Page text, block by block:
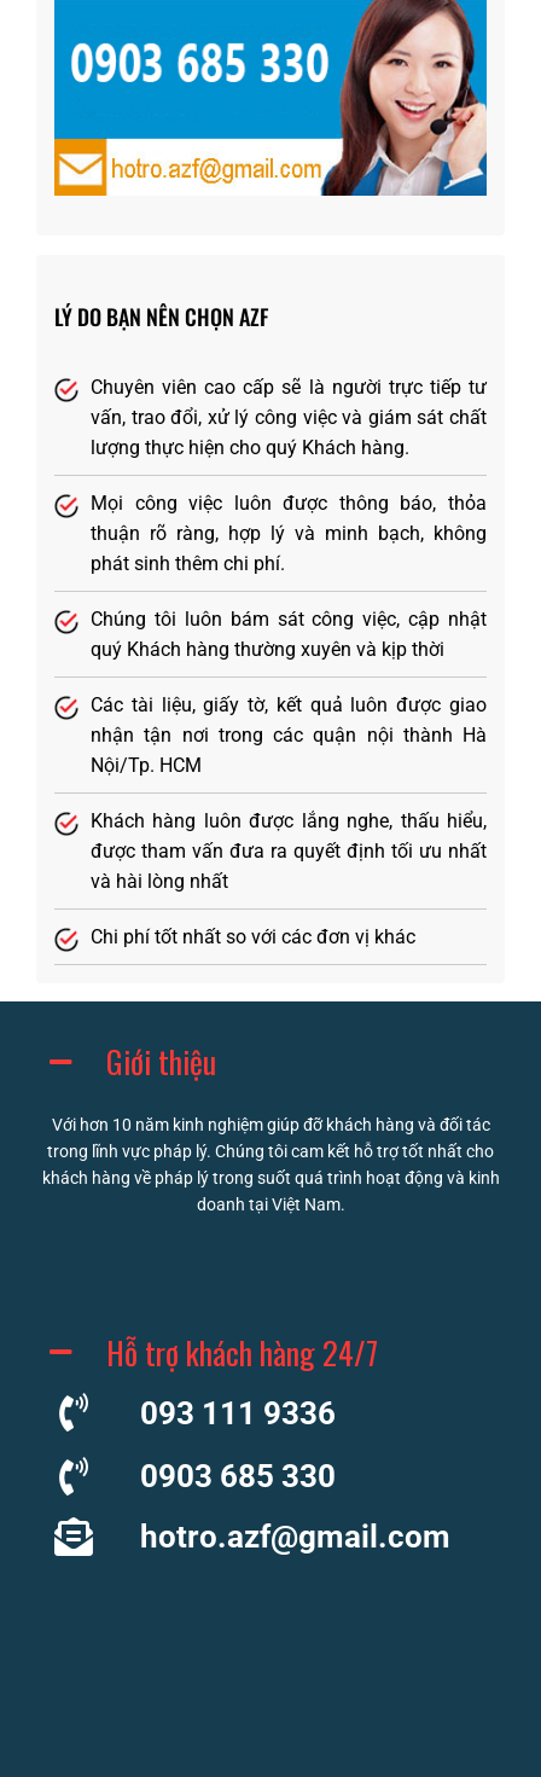
LÝ DO BẠN NÊN CHỌN AZF
Chuyên viên cao cấp sẽ là người trực tiếp tư
vấn, trao đổi, xử lý công việc và giám sát chất
lượng thực hiện cho quý Khách hàng.
Mọi công việc luôn được thông báo, thỏa
thuận rõ ràng, hợp lý và minh bạch, không
phát sinh thêm chi phí.
Chúng tôi luôn bám sát công việc, cập nhật
quý Khách hàng thường xuyên và kịp thời
Các tài liệu, giấy tờ, kết quả luôn được giao
nhận tận nơi trong các quận nội thành Hà
Nội/Tp. HCM
Khách hàng luôn được lắng nghe, thấu hiểu,
được tham vấn đưa ra quyết định tối ưu nhất
và hài lòng nhất
Chi phí tốt nhất so với các đơn vị khác
Giới thiệu
Với hơn 10 năm kinh nghiệm giúp đỡ khách hàng và đối tác
trong lĩnh vực pháp lý. Chúng tôi cam kết hỗ trợ tốt nhất cho
khách hàng về pháp lý trong suốt quá trình hoạt động và kinh
doanh tại Việt Nam.
Hỗ trợ khách hàng 24/7
093 111 9336
0903 685 330
hotro.azf@gmail.com